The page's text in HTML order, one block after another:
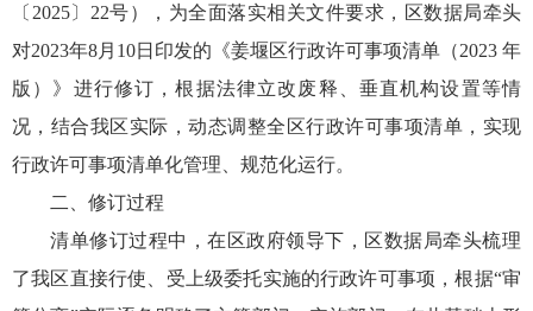
〔2025〕22号），为全面落实相关文件要求，区数据局牵头
对2023年8月10日印发的《姜堰区行政许可事项清单（2023 年
版）》进行修订，根据法律立改废释、垂直机构设置等情
况，结合我区实际，动态调整全区行政许可事项清单，实现
行政许可事项清单化管理、规范化运行。
二、修订过程
清单修订过程中，在区政府领导下，区数据局牵头梳理
了我区直接行使、受上级委托实施的行政许可事项，根据“审